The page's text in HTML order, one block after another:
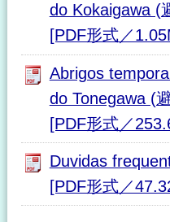
do Kokaigawa (
[PDF形式／
Abrigos
do Tonegawa (
[PDF形式／
Duvidas
[PDF形式／